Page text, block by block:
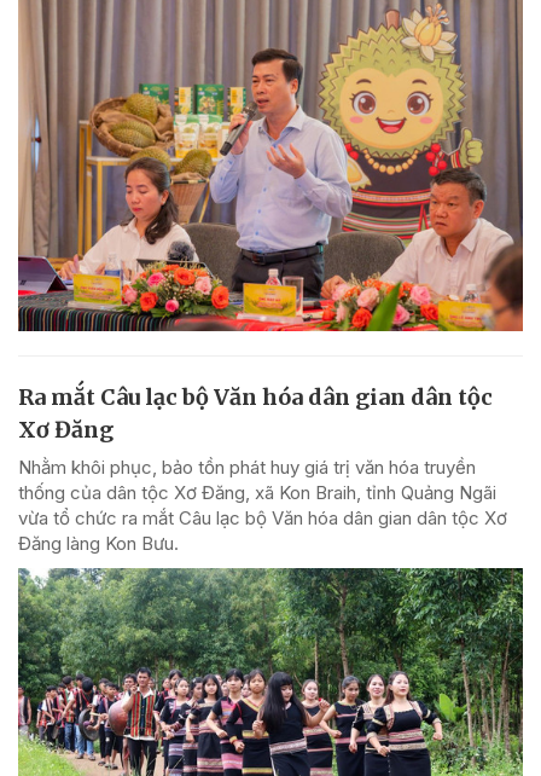
Ra mắt Câu lạc bộ Văn hóa dân gian dân tộc
Xơ Đăng
Nhằm khôi phục, bảo tồn phát huy giá trị văn hóa truyền
thống của dân tộc Xơ Đăng, xã Kon Braih, tỉnh Quảng Ngãi
vừa tổ chức ra mắt Câu lạc bộ Văn hóa dân gian dân tộc Xơ
Đăng làng Kon Bưu.